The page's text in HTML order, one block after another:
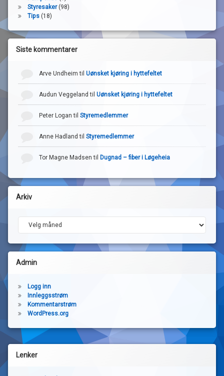
Styresaker(98)
Tips(18)
Siste kommentarer
Arve Undheim til Uønsket kjøring i hyttefeltet
Audun Veggeland til Uønsket kjøring i hyttefeltet
Peter Logan til Styremedlemmer
Anne Hadland til Styremedlemmer
Tor Magne Madsen til Dugnad – fiber i Løgeheia
Arkiv
Admin
Logg inn
Innleggsstrøm
Kommentarstrøm
WordPress.org
Lenker